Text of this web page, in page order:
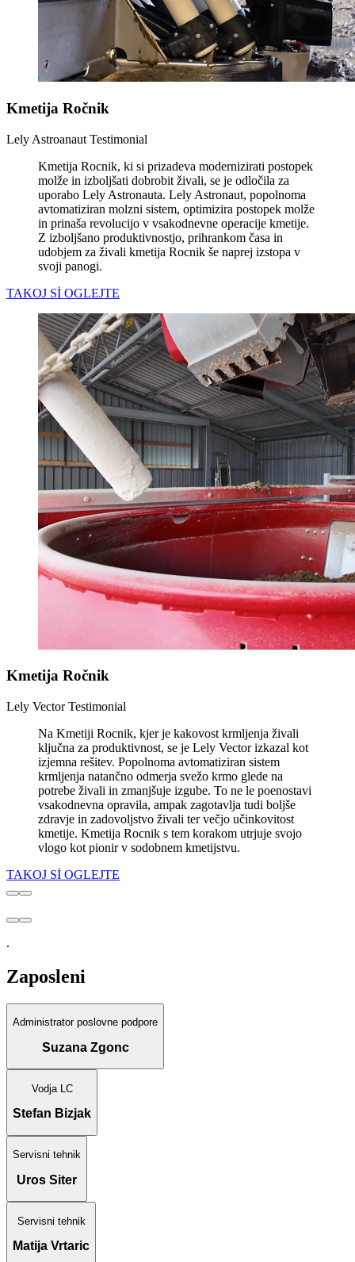
Kmetija Ročnik
Lely Astroanaut Testimonial
Kmetija Rocnik, ki si prizadeva modernizirati postopek
molže in izboljšati dobrobit živali, se je odločila za
uporabo Lely Astronauta. Lely Astronaut, popolnoma
avtomatiziran molzni sistem, optimizira postopek molže
in prinaša revolucijo v vsakodnevne operacije kmetije.
Z izboljšano produktivnostjo, prihrankom časa in
udobjem za živali kmetija Rocnik še naprej izstopa v
svoji panogi.
TAKOJ Sİ OGLEJTE
Kmetija Ročnik
Lely Vector Testimonial
Na Kmetiji Rocnik, kjer je kakovost krmljenja živali
ključna za produktivnost, se je Lely Vector izkazal kot
izjemna rešitev. Popolnoma avtomatiziran sistem
krmljenja natančno odmerja svežo krmo glede na
potrebe živali in zmanjšuje izgube. To ne le poenostavi
vsakodnevna opravila, ampak zagotavlja tudi boljše
zdravje in zadovoljstvo živali ter večjo učinkovitost
kmetije. Kmetija Rocnik s tem korakom utrjuje svojo
vlogo kot pionir v sodobnem kmetijstvu.
TAKOJ Sİ OGLEJTE
.
Zaposleni
Administrator poslovne podpore
Suzana Zgonc
Vodja LC
Stefan Bizjak
Servisni tehnik
Uros Siter
Servisni tehnik
Matija Vrtaric